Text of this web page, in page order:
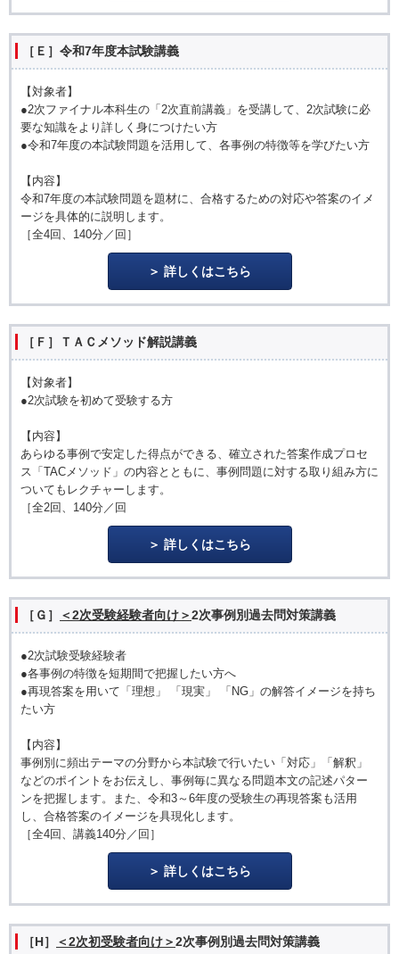
［Ｅ］令和7年度本試験講義
【対象者】
●2次ファイナル本科生の「2次直前講義」を受講して、2次試験に必
要な知識をより詳しく身につけたい方
●令和7年度の本試験問題を活用して、各事例の特徴等を学びたい方
【内容】
令和7年度の本試験問題を題材に、合格するための対応や答案のイメ
ージを具体的に説明します。
［全4回、140分／回］
詳しくはこちら
［Ｆ］ＴＡＣメソッド解説講義
【対象者】
●2次試験を初めて受験する方
【内容】
あらゆる事例で安定した得点ができる、確立された答案作成プロセ
ス「TACメソッド」の内容とともに、事例問題に対する取り組み方に
ついてもレクチャーします。
［全2回、140分／回
詳しくはこちら
［Ｇ］ ＜2次受験経験者向け＞2次事例別過去問対策講義
●2次試験受験経験者
●各事例の特徴を短期間で把握したい方へ
●再現答案を用いて「理想」 「現実」 「NG」の解答イメージを持ち
たい方
【内容】
事例別に頻出テーマの分野から本試験で行いたい「対応」「解釈」
などのポイントをお伝えし、事例毎に異なる問題本文の記述パター
ンを把握します。また、令和3～6年度の受験生の再現答案も活用
し、合格答案のイメージを具現化します。
［全4回、講義140分／回］
詳しくはこちら
［H］ ＜2次初受験者向け＞2次事例別過去問対策講義